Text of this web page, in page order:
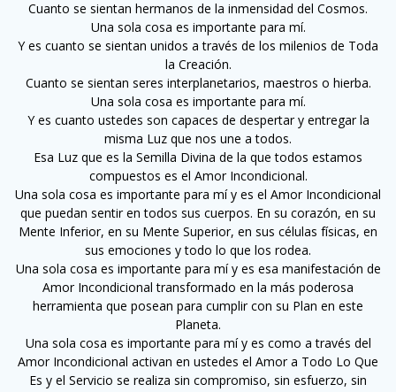
Cuanto se sientan hermanos de la inmensidad del Cosmos.
Una sola cosa es importante para mí.
Y es cuanto se sientan unidos a través de los milenios de Toda
la Creación.
Cuanto se sientan seres interplanetarios, maestros o hierba.
Una sola cosa es importante para mí.
Y es cuanto ustedes son capaces de despertar y entregar la
misma Luz que nos une a todos.
Esa Luz que es la Semilla Divina de la que todos estamos
compuestos es el Amor Incondicional.
Una sola cosa es importante para mí y es el Amor Incondicional
que puedan sentir en todos sus cuerpos. En su corazón, en su
Mente Inferior, en su Mente Superior, en sus células físicas, en
sus emociones y todo lo que los rodea.
Una sola cosa es importante para mí y es esa manifestación de
Amor Incondicional transformado en la más poderosa
herramienta que posean para cumplir con su Plan en este
Planeta.
Una sola cosa es importante para mí y es como a través del
Amor Incondicional activan en ustedes el Amor a Todo Lo Que
Es y el Servicio se realiza sin compromiso, sin esfuerzo, sin